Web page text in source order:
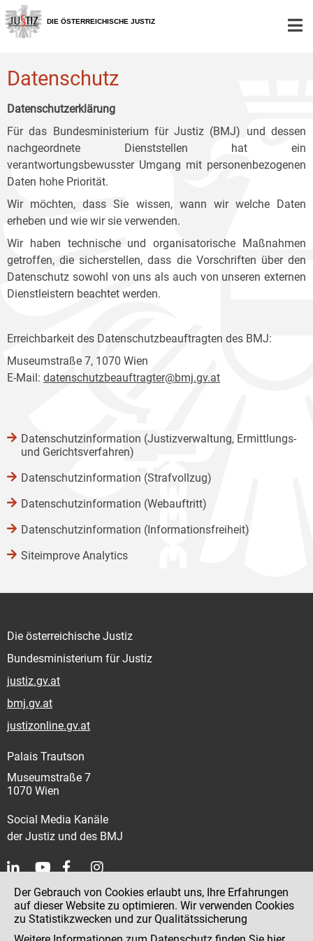
Zur
Hauptnavigation
[1]
Zum
Inhalt
[2]
Zum
Untermenü
[3]
DIE ÖSTERREICHISCHE JUSTIZ
Datenschutz
Datenschutzerklärung
Für das Bundesministerium für Justiz (BMJ) und dessen
nachgeordnete Dienststellen hat ein
verantwortungsbewusster Umgang mit personenbezogenen
Daten hohe Priorität.
Wir möchten, dass Sie wissen, wann wir welche Daten
erheben und wie wir sie verwenden.
Wir haben technische und organisatorische Maßnahmen
getroffen, die sicherstellen, dass die Vorschriften über den
Datenschutz sowohl von uns als auch von unseren externen
Dienstleistern beachtet werden.
Erreichbarkeit des Datenschutzbeauftragten des BMJ:
Museumstraße 7, 1070 Wien
E-Mail: datenschutzbeauftragter@bmj.gv.at
Datenschutzinformation (Justizverwaltung, Ermittlungs-
und Gerichtsverfahren)
Datenschutzinformation (Strafvollzug)
Datenschutzinformation (Webauftritt)
Datenschutzinformation (Informationsfreiheit)
Siteimprove Analytics
Die österreichische Justiz
Bundesministerium für Justiz
justiz.gv.at
bmj.gv.at
justizonline.gv.at
Palais Trautson
Museumstraße 7
1070 Wien
Social Media Kanäle
der Justiz und des BMJ
Kontakt
Impressum
Der Gebrauch von Cookies erlaubt uns, Ihre Erfahrungen
auf dieser Website zu optimieren. Wir verwenden Cookies
zu Statistikzwecken und zur Qualitätssicherung